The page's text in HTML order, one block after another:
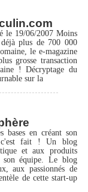
le 19/06/2007 Moins
plus de 700 000
le e-magazine
grosse transaction
! Décryptage du
sur la
en créant son
c'est fait ! Un blog
et aux produits
son équipe. Le blog
aux passionnés de
de cette start-up